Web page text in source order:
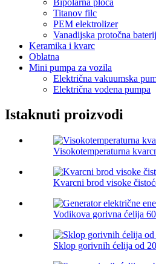
Titanov filc
PEM elektrolizer
Vanadijska protočna
Keramika i kvarc
Oblatna
Mini pumpa za vozila
Električna vakuumska
Električna vodena pumpa
Istaknuti proizvodi
Visokotemperaturna
Kvarcni brod visoke
Vodikova gorivna ćelija
Sklop gorivnih ćelija od